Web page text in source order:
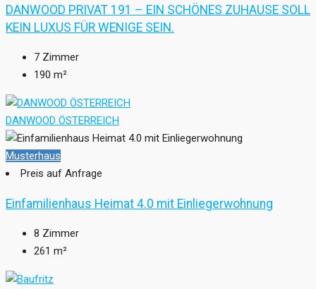
DANWOOD PRIVAT 191 – EIN SCHÖNES ZUHAUSE SOLL
KEIN LUXUS FÜR WENIGE SEIN.
7 Zimmer
190 m²
DANWOOD ÖSTERREICH
Musterhaus
Preis auf Anfrage
Einfamilienhaus Heimat 4.0 mit Einliegerwohnung
8 Zimmer
261 m²